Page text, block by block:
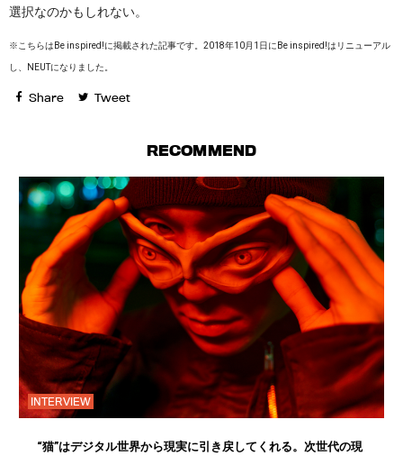
選択なのかもしれない。
※こちらはBe inspired!に掲載された記事です。2018年10月1日にBe inspired!はリニューアル
し、NEUTになりました。
Share Tweet
RECOMMEND
INTERVIEW
“猫”はデジタル世界から現実に引き戻してくれる。次世代の現